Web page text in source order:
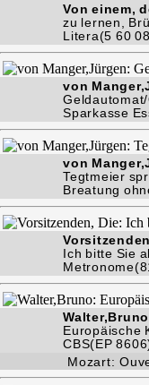
Von einem,
zu lernen,
Litera(5 60
von
Sparkasse
von
Tegtmeier
Breatung
Ich bitte Sie
Walter,Bruno
Europäische
CBS(EP
Mozart: